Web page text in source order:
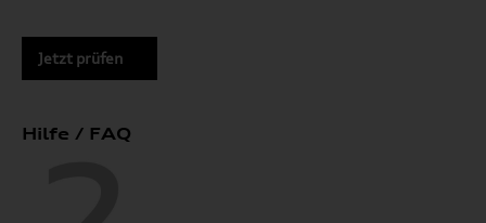
Jetzt prüfen
Hilfe / FAQ